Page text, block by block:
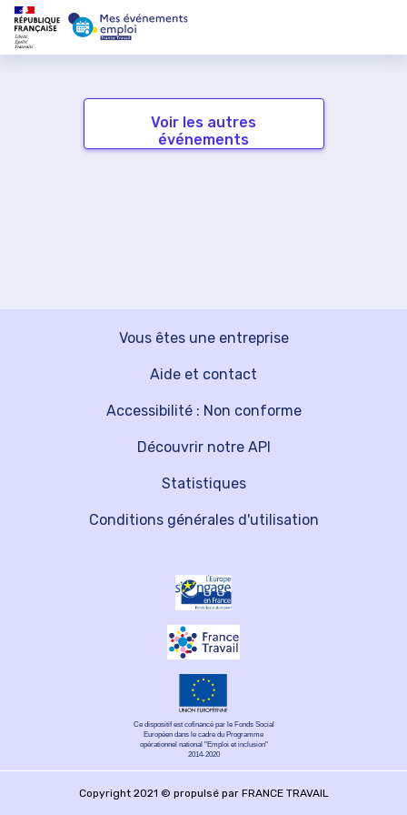
Voir les autres
événements
Vous êtes une entreprise
Découvrir notre API
Aide et contact
Statistiques
Accessibilité : Non conforme
Conditions générales d'utilisation
Ce dispositif est cofinancé par le Fonds Social
Européen dans le cadre du Programme
opérationnel national "Emploi et inclusion"
2014-2020
Copyright 2021 © propulsé par FRANCE TRAVAIL